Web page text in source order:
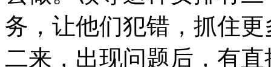
务，让他们犯错，抓住
二来，出现问题后，有